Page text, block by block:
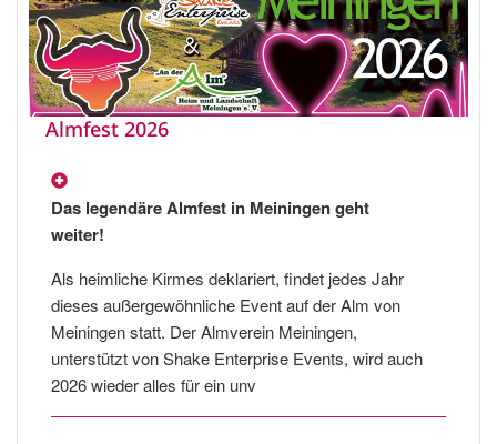
Almfest 2026
Das legendäre Almfest in Meiningen geht
weiter!
Als heimliche Kirmes deklariert, findet jedes Jahr
dieses außergewöhnliche Event auf der Alm von
Meiningen statt. Der Almverein Meiningen,
unterstützt von Shake Enterprise Events, wird auch
2026 wieder alles für ein unv